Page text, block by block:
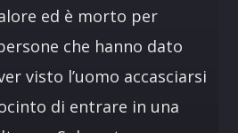
ed è morto per
che hanno dato
visto l’uomo accasciarsi
di entrare in una